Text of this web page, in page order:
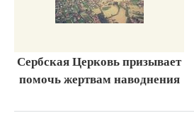
Сербская Церковь призывает
помочь жертвам наводнения